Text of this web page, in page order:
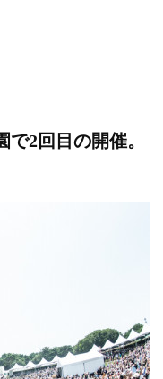
で2回目の開催。